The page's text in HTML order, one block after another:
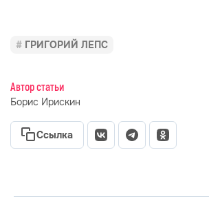
ГРИГОРИЙ ЛЕПС
Автор статьи
Борис Ирискин
Ссылка